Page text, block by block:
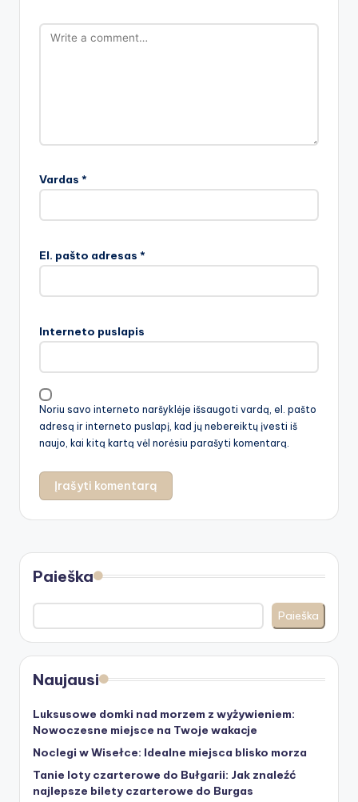
Vardas *
El. pašto adresas *
Interneto puslapis
Noriu savo interneto naršyklėje išsaugoti vardą, el. pašto
adresą ir interneto puslapį, kad jų nebereiktų įvesti iš
naujo, kai kitą kartą vėl norėsiu parašyti komentarą.
Paieška
Paieška
Naujausi
Luksusowe domki nad morzem z wyżywieniem:
Nowoczesne miejsce na Twoje wakacje
Noclegi w Wisełce: Idealne miejsca blisko morza
Tanie loty czarterowe do Bułgarii: Jak znaleźć
najlepsze bilety czarterowe do Burgas